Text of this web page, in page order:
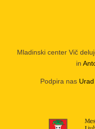
Mladinski center Vič
in
Podpira nas